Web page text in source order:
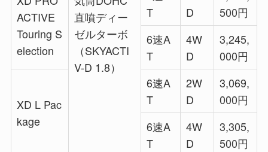
直噴ディー
ゼルターボ
（SKYACTI
V-D 1.8）
ACTIVE
Touring S
election
T
D
500円
6速A
T
4W
D
3,245,
000円
XD L Pac
kage
6速A
T
2W
D
3,069,
000円
6速A
T
4W
D
3,305,
500円